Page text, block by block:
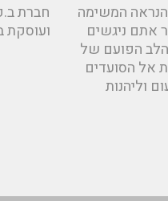
הנראה המשימה
אתם ניגשים
הפועם של
אל הסועדים
וליהנות
ועוסקת